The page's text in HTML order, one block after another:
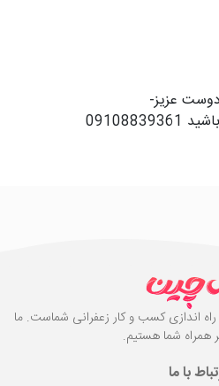
عزیز-
اندازی کسب و کار زعفرانی شماست. ما
همراه شما هستیم.
با ما